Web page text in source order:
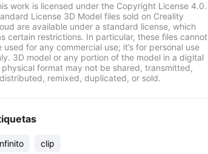
work is licensed under the Copyright License 4.0.
License 3D Model files sold on Creality
are available under a standard license, which
certain restrictions. In particular, these files cannot
used for any commercial use; it’s for personal use
3D model or any portion of the model in a digital
physical format may not be shared, transmitted,
remixed, duplicated, or sold.
clip